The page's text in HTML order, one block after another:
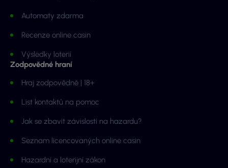
Automaty zdarma
Recenze online casin
Výsledky loterií
Zodpovědné hraní
Hraj zodpovědně | 18+
List kontaktů na pomoc
Jak se zbavit závislosti na hazardu?
Seznam licencovaných online casin
Hazardní a loterijní zákon